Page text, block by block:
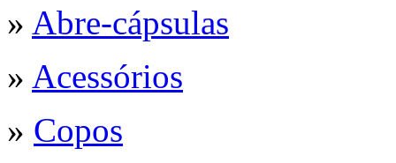
» Abre-cápsulas
» Acessórios
» Copos